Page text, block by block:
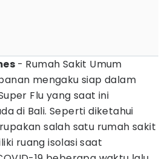
- Rumah Sakit Umum
mengaku siap dalam
Flu yang saat ini
di Bali. Seperti diketahui
salah satu rumah sakit
ruang isolasi saat